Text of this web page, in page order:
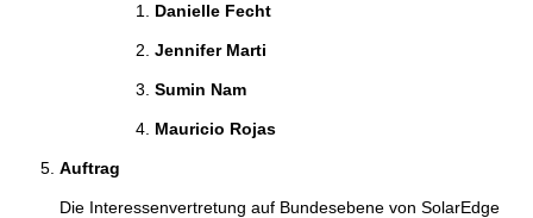
Danielle Fecht
Jennifer Marti
Sumin Nam
Mauricio Rojas
Auftrag
Die Interessenvertretung auf Bundesebene von SolarEdge